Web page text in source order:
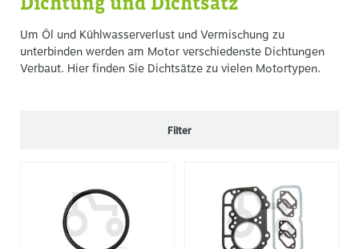
Um Öl und Kühlwasserverlust und Vermischung zu
unterbinden werden am Motor verschiedenste Dichtungen
Verbaut. Hier finden Sie Dichtsätze zu vielen Motortypen.
Filter